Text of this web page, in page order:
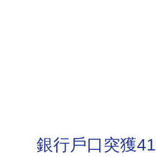
銀行戶口突獲